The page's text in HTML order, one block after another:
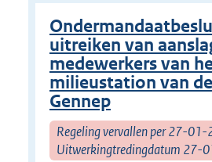
uitreiken van
medewerkers van
milieustation van
Gennep
Regeling vervallen per 27-
Uitwerkingtredingdatum 27-